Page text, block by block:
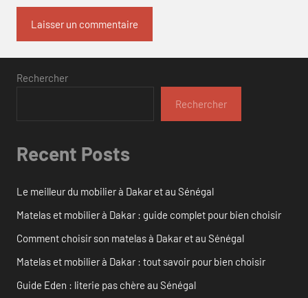
Rechercher
Rechercher
Recent Posts
Le meilleur du mobilier à Dakar et au Sénégal
Matelas et mobilier à Dakar : guide complet pour bien choisir
Comment choisir son matelas à Dakar et au Sénégal
Matelas et mobilier à Dakar : tout savoir pour bien choisir
Guide Eden : literie pas chère au Sénégal